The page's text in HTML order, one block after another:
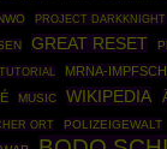
PROJECT DARKKNIGHT
GREAT RESET
MRNA-
MUSIC WIKIPEDIA
ORT POLIZEIGEWALT